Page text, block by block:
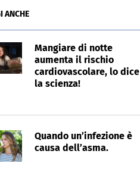
ANCHE
Mangiare di notte
aumenta il rischio
cardiovascolare, lo dice
la scienza!
Quando un’infezione è
causa dell’asma.